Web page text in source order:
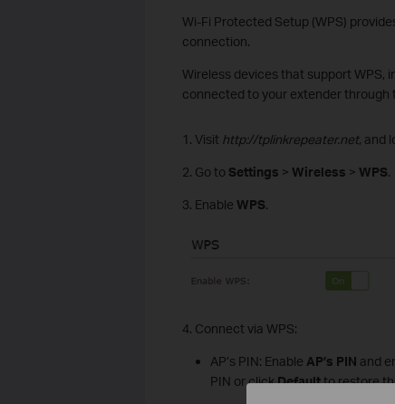
Wi-Fi Protected Setup (WPS)
connection.
Wireless devices that support WPS,
connected to your extender through
1. Visit http://tplinkrepeater.net, and
2. Go to Settings > Wireless > WPS.
3. Enable WPS.
4. Connect via WPS:
AP’s PIN: Enable AP’s PIN and
PIN or clickDefaultto restore